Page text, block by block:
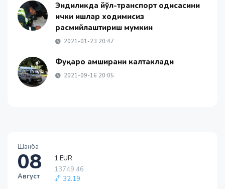
Шанба
08
Август
13749.46
32.19
1 RUB
Эндиликда йўл-транспорт ҳодисасини
ички ишлар ходимисиз
расмийлаштириш мумкин
2021-01-23 20:47
Фуқаро ҳамширани калтаклади
2021-09-16 20:05